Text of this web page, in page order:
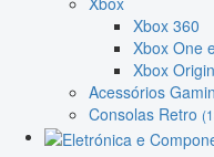
Xbox 360
Xbox One
Xbox
Acessórios
Consolas Retro